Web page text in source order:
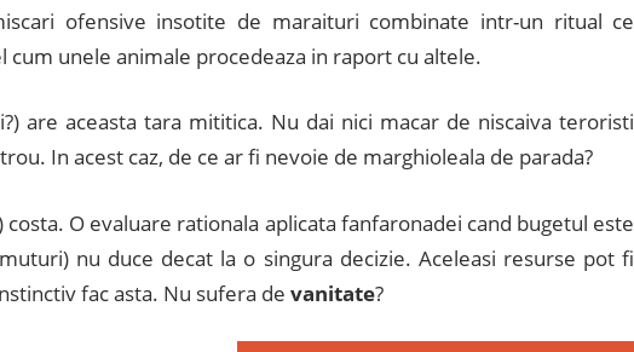
ofensive insotite de maraituri combinate intr-un ritual ce
unele animale procedeaza in raport cu altele.
are aceasta tara mititica. Nu dai nici macar de niscaiva teroristi
In acest caz, de ce ar fi nevoie de marghioleala de parada?
O evaluare rationala aplicata fanfaronadei cand bugetul este
nu duce decat la o singura decizie. Aceleasi resurse pot fi
fac asta. Nu sufera de vanitate?